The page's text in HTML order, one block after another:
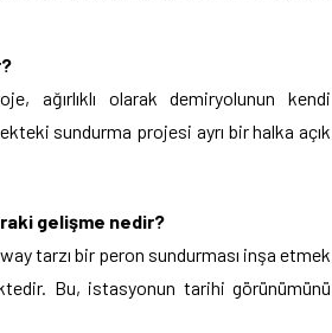
ağırlıklı olarak demiryolunun kendi
sundurma projesi ayrı bir halka açık
gelişme nedir?
tarzı bir peron sundurması inşa etmek
Bu, istasyonun tarihi görünümünü